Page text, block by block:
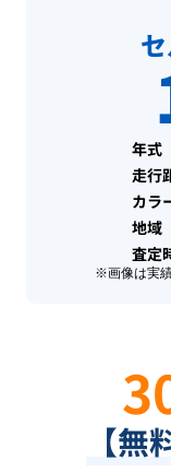
年式
走行
カラ
地域
査定
※画像は実績
【